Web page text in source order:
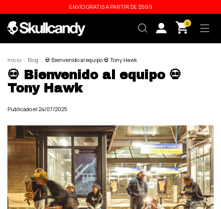
ENVÍO GRATIS A PARTIR DE $599
0
Inicio . Blog . 💀 Bienvenido al equipo 💀 Tony Hawk
💀 Bienvenido al equipo 💀
Tony Hawk
Publicado el 24/07/2025